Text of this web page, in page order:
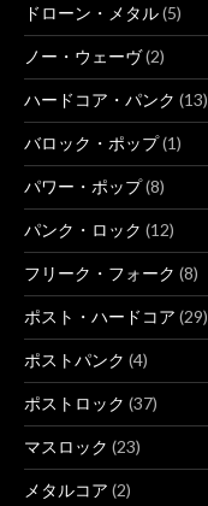
ドローン・メタル(5)
ノー・ウェーヴ(2)
ハードコア・パンク (13)
バロック・ポップ(1)
パワー・ポップ(8)
パンク・ロック (12)
フリーク・フォーク (8)
ポスト・ハードコア (29)
ポストパンク (4)
ポストロック (37)
マスロック (23)
メタルコア (2)